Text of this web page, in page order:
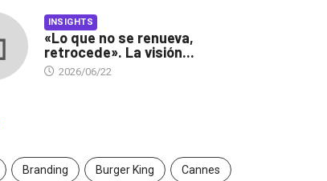
jurado de Cannes...
INSIGHTS
«Lo que no se renueva,
retrocede». La visión...
2026/06/22
Branding Burger King Cannes